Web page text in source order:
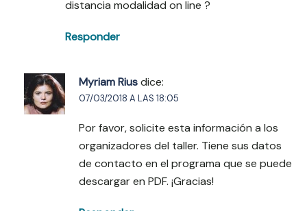
distancia modalidad on line ?
Responder
Myriam Riusdice:
07/03/2018 A LAS 18:05
Por favor, solicite esta información a los
organizadores del taller. Tiene sus datos
de contacto en el programa que se puede
descargar en PDF. ¡Gracias!